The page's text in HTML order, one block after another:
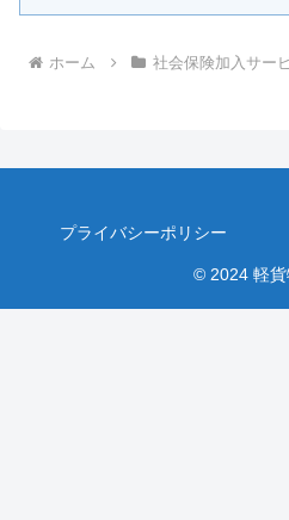
ホーム 社会保険加入サー
プライバシーポリシー
© 2024 軽貨